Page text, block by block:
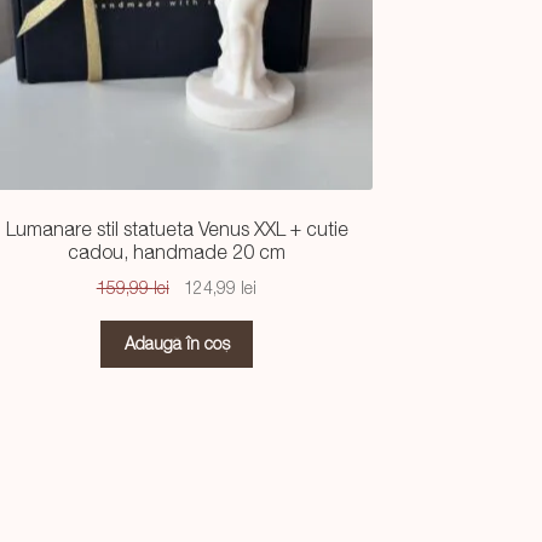
Lumanare stil statueta Venus XXL + cutie
cadou, handmade 20 cm
159,99lei
Prețul
a
fost:
124,99 lei
Adaugă în coș